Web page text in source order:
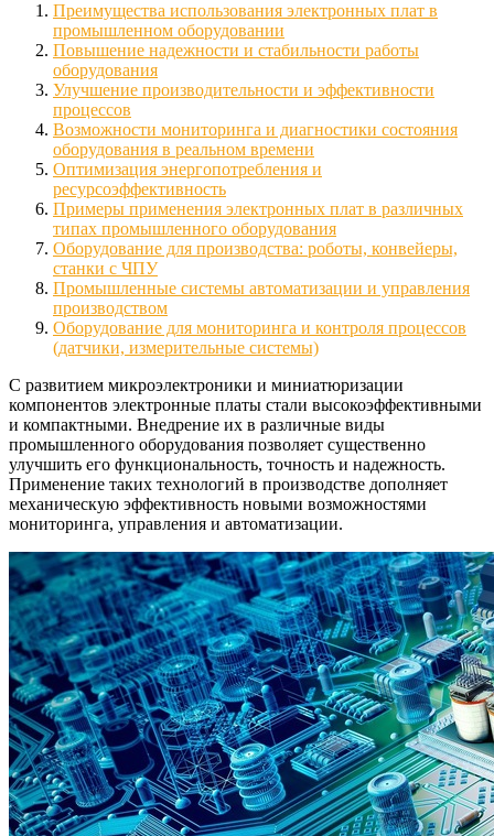
Преимущества использования электронных плат в
промышленном оборудовании
Повышение надежности и стабильности работы
оборудования
Улучшение производительности и эффективности
процессов
Возможности мониторинга и диагностики состояния
оборудования в реальном времени
Оптимизация энергопотребления и
ресурсоэффективность
Примеры применения электронных плат в различных
типах промышленного оборудования
Оборудование для производства: роботы, конвейеры,
станки с ЧПУ
Промышленные системы автоматизации и управления
производством
Оборудование для мониторинга и контроля процессов
(датчики, измерительные системы)
С развитием микроэлектроники и миниатюризации
компонентов электронные платы стали высокоэффективными
и компактными. Внедрение их в различные виды
промышленного оборудования позволяет существенно
улучшить его функциональность, точность и надежность.
Применение таких технологий в производстве дополняет
механическую эффективность новыми возможностями
мониторинга, управления и автоматизации.